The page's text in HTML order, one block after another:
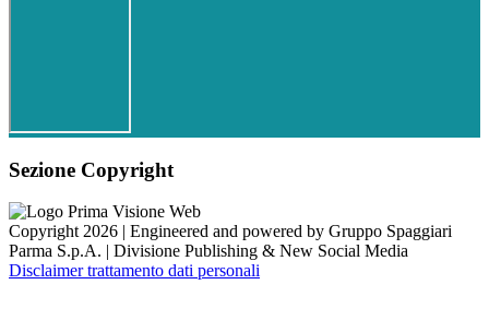
Sezione Copyright
Copyright 2026 | Engineered and powered by Gruppo Spaggiari
Parma S.p.A. | Divisione Publishing & New Social Media
Disclaimer trattamento dati personali